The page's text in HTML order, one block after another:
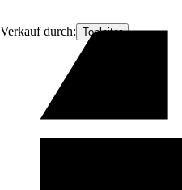
Verkauf durch: Topleiter